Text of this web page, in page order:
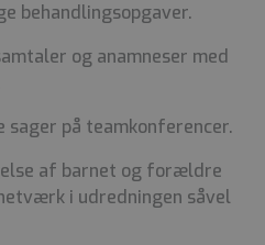
behandlingsopgaver.
og anamneser med
på teamkonferencer.
af barnet og forældre
i udredningen såvel